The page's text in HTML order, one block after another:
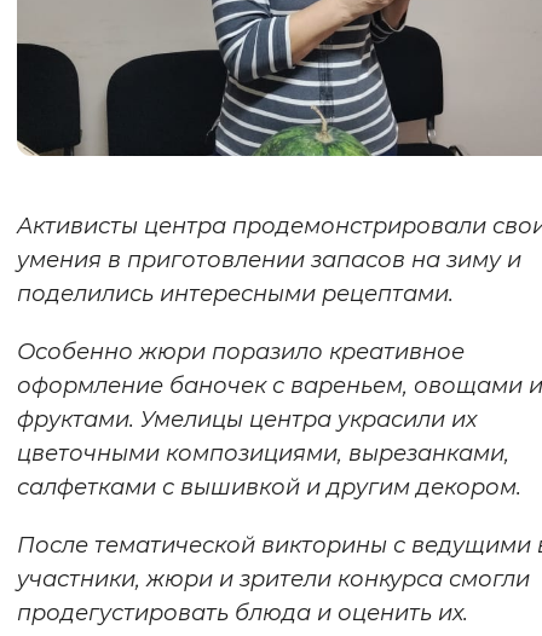
Изображения
Включены Выключены
Вернуть стандартные настройки
Активисты центра продемонстрировали
умения в приготовлении запасов на зиму и
поделились интересными рецептами.
Особенно жюри поразило креативное
оформление баночек с вареньем, овощами и
фруктами. Умелицы центра украсили их
цветочными композициями, вырезанками,
салфетками с вышивкой и другим декором.
После тематической викторины с ведущими
участники, жюри и зрители конкурса смогли
продегустировать блюда и оценить их.